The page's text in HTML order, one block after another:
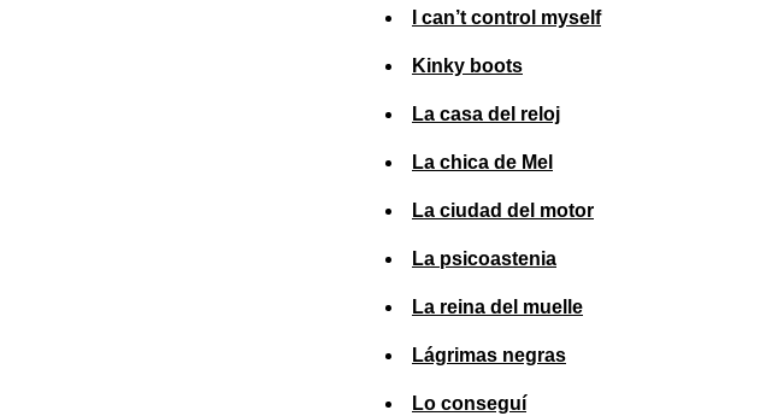
I can’t control myself
Kinky boots
La casa del reloj
La chica de Mel
La ciudad del motor
La psicoastenia
La reina del muelle
Lágrimas negras
Lo conseguí